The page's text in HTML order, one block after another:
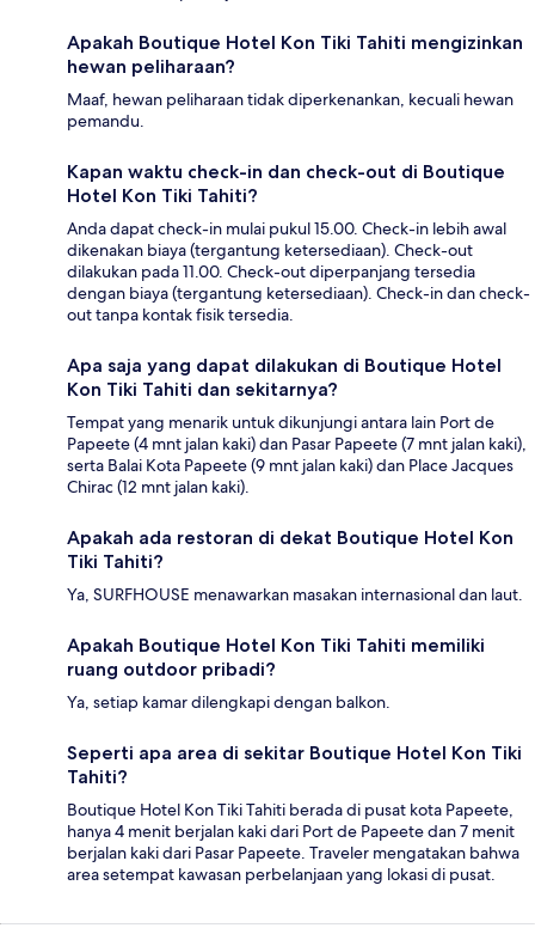
Apakah Boutique Hotel Kon Tiki Tahiti mengizinkan
hewan peliharaan?
Maaf, hewan peliharaan tidak diperkenankan, kecuali hewan
pemandu.
Kapan waktu check-in dan check-out di Boutique
Hotel Kon Tiki Tahiti?
Anda dapat check-in mulai pukul 15.00. Check-in lebih awal
dikenakan biaya (tergantung ketersediaan). Check-out
dilakukan pada 11.00. Check-out diperpanjang tersedia
dengan biaya (tergantung ketersediaan). Check-in dan check-
out tanpa kontak fisik tersedia.
Apa saja yang dapat dilakukan di Boutique Hotel
Kon Tiki Tahiti dan sekitarnya?
Tempat yang menarik untuk dikunjungi antara lain Port de
Papeete (4 mnt jalan kaki) dan Pasar Papeete (7 mnt jalan kaki),
serta Balai Kota Papeete (9 mnt jalan kaki) dan Place Jacques
Chirac (12 mnt jalan kaki).
Apakah ada restoran di dekat Boutique Hotel Kon
Tiki Tahiti?
Ya, SURFHOUSE menawarkan masakan internasional dan laut.
Apakah Boutique Hotel Kon Tiki Tahiti memiliki
ruang outdoor pribadi?
Ya, setiap kamar dilengkapi dengan balkon.
Seperti apa area di sekitar Boutique Hotel Kon Tiki
Tahiti?
Boutique Hotel Kon Tiki Tahiti berada di pusat kota Papeete,
hanya 4 menit berjalan kaki dari Port de Papeete dan 7 menit
berjalan kaki dari Pasar Papeete. Traveler mengatakan bahwa
area setempat kawasan perbelanjaan yang lokasi di pusat.